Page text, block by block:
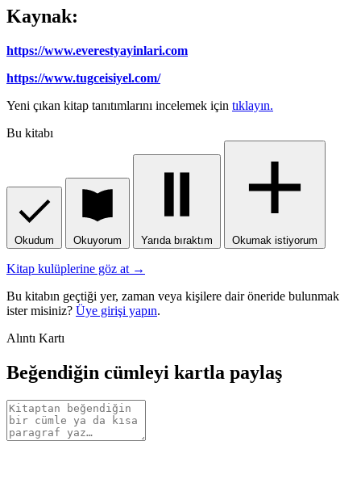
Kaynak:
https://www.everestyayinlari.com
https://www.tugceisiyel.com/
Yeni çıkan kitap tanıtımlarını incelemek için tıklayın.
Bu kitabı
Okudum Okuyorum Yarıda bıraktım Okumak istiyorum
Kitap kulüplerine göz at →
Bu kitabın geçtiği yer, zaman veya kişilere dair öneride bulunmak
ister misiniz? Üye girişi yapın.
Alıntı Kartı
Beğendiğin cümleyi kartla paylaş
Alıntı
metni